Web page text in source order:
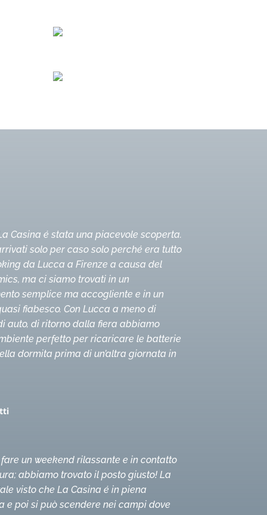
Casina é stata una piacevole scoperta.
solo per caso solo perché era tutto
da Lucca a Firenze a causa del
ma ci siamo trovati in un
semplice ma accogliente e in un
fiabesco. Con Lucca a meno di
auto, di ritorno dalla fiera abbiamo
perfetto per ricaricare le batterie
dormita prima di un’altra giornata in
fare un weekend rilassante e in contatto
abbiamo trovato il posto giusto! La
visto che La Casina é in piena
e poi si può scendere nei campi dove